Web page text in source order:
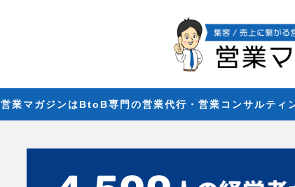
営業マガジンはBtoB専門の営業代行・営業コンサルティ